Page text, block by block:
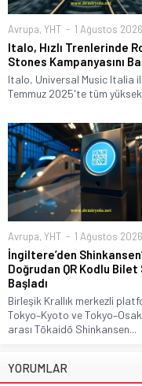
Avrupa, YHT 1 Ağustos
Italo, Hızlı Trenlerinde
Stones Kampanyasını
Italo, Universal Music Italia
Temmuz 2025'te tüm
Avrupa, YHT 1 Ağustos 2026
İngiltere’den
Doğrudan QR Kodlu Bilet
Başladı
Birleşik Krallık merkezli
Tokyo–Kyoto ve
arası Tōkaidō Shinkansen...
YORUMLAR